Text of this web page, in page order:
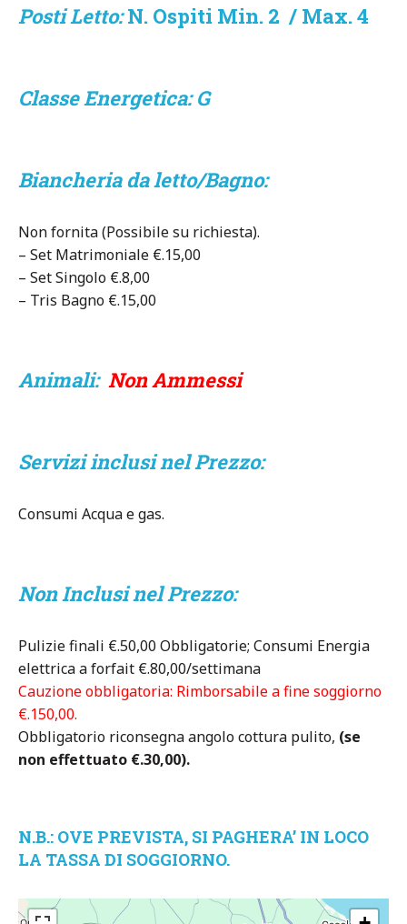
Posti Letto:N. Ospiti Min. 2 / Max. 4
Classe Energetica: G
Biancheria da letto/Bagno:
Non fornita (Possibile su richiesta).
– Set Matrimoniale €.15,00
– Set Singolo €.8,00
– Tris Bagno €.15,00
Animali: Non Ammessi
Servizi inclusi nel Prezzo:
Consumi Acqua e gas.
Non Inclusi nel Prezzo:
Pulizie finali €.50,00 Obbligatorie; Consumi Energia
elettrica a forfait €.80,00/settimana
Cauzione obbligatoria: Rimborsabile a fine soggiorno
€.150,00.
Obbligatorio riconsegna angolo cottura pulito, (se
non effettuato €.30,00).
N.B.: OVE PREVISTA, SI PAGHERA’ IN LOCO
LA TASSA DI SOGGIORNO.